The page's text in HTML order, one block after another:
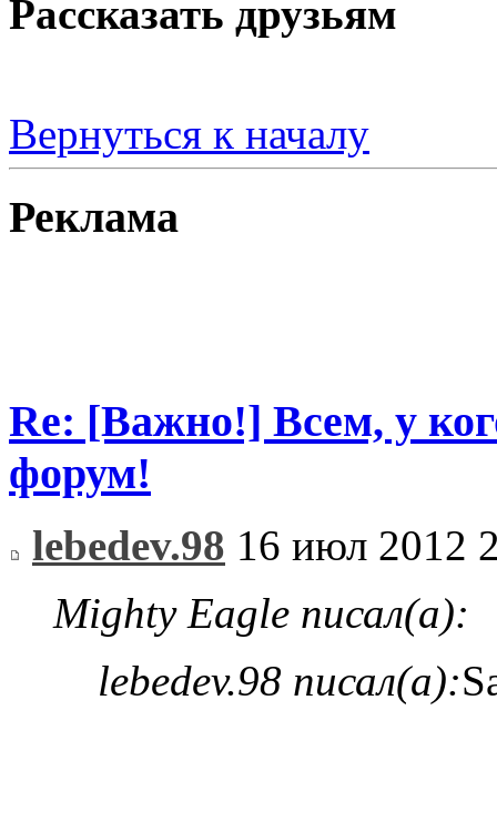
Рассказать друзьям
Вернуться к началу
Реклама
Re: [Важно!] Всем, у
форум!
lebedev.98 16 июл 2012
Mighty Eagle писал(а):
lebedev.98 писал(а):